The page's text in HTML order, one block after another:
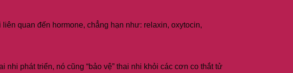
quan đến hormone, chẳng hạn như: relaxin, oxytocin,
nhi phát triển, nó cũng “bảo vệ” thai nhi khỏi các cơn co thắt tử